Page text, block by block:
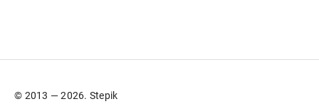
© 2013 — 2026. Stepik